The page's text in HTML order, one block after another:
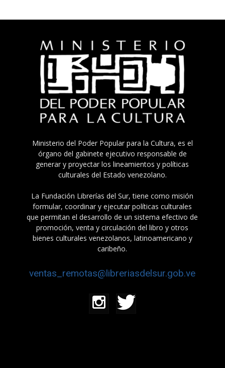
Ministerio del Poder Popular para la Cultura, es el
órgano del gabinete ejecutivo responsable de
generar y proyectar los lineamientos y políticas
culturales del Estado venezolano.
La Fundación Librerías del Sur, tiene como misión
formular, coordinar y ejecutar políticas culturales
que permitan el desarrollo de un sistema efectivo de
promoción, venta y circulación del libro y otros
bienes culturales venezolanos, latinoamericano y
caribeño.
ventas_remotas@libreriasdelsur.gob.ve